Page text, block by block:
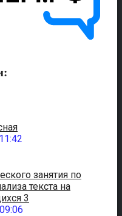
занятия по
текста на
3